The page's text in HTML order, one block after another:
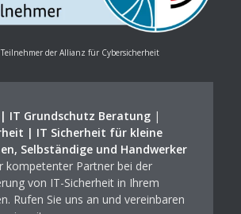
der Allianz für Cybersicherheit
IT Grundschutz Beratung|
| IT Sicherheit für kleine
Selbständige und Handwerker
kompetenter Partner bei der
von IT-Sicherheit in Ihrem
Rufen Sie uns an und vereinbaren